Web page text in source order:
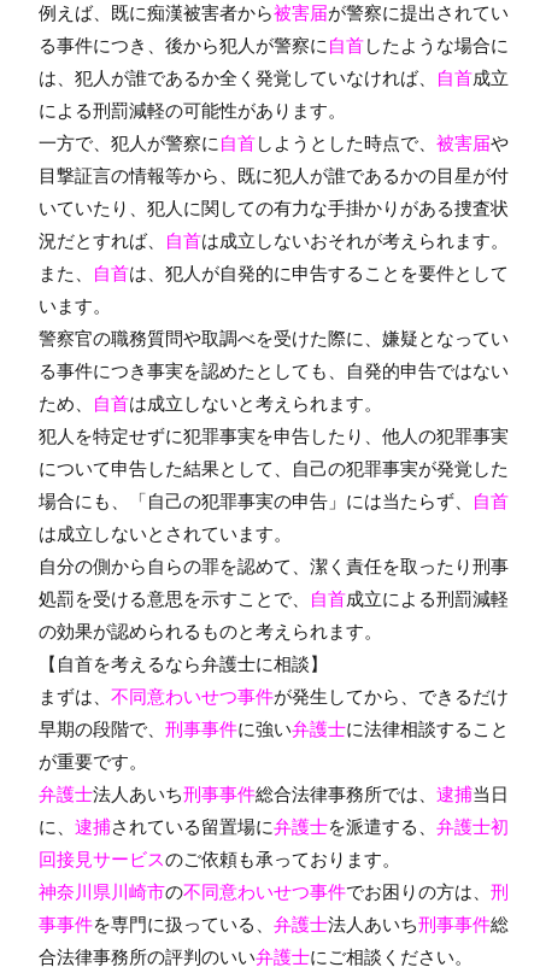
例えば、既に痴漢被害者から被害届が警察に提出されてい
る事件につき、後から犯人が警察に 自首したような場合に
は、犯人が誰であるか全く発覚していなければ、
自首成立
による刑罰減軽の可能性があります。
一方で、犯人が警察に 自首しようとした時点で、 被害届や
目撃証言の情報等から、既に犯人が誰であるかの目星が付
いていたり、犯人に関しての有力な手掛かりがある捜査状
況だとすれば、
自首は成立しないおそれが考えられます。
また、
自首は、犯人が自発的に申告することを要件として
います。
警察官の職務質問や取調べを受けた際に、嫌疑となってい
る事件につき事実を認めたとしても、自発的申告ではない
ため、
自首は成立しないと考えられます。
犯人を特定せずに犯罪事実を申告したり、他人の犯罪事実
について申告した結果として、自己の犯罪事実が発覚した
場合にも、「自己の犯罪事実の申告」には当たらず、
自首
は成立しないとされています。
自分の側から自らの罪を認めて、潔く責任を取ったり刑事
処罰を受ける意思を示すことで、
自首成立による刑罰減軽
の効果が認められるものと考えられます。
【自首を考えるなら弁護士に相談】
まずは、 不同意わいせつ事件が発生してから、できるだけ
早期の段階で、 刑事事件に強い弁護士に法律相談すること
が重要です。
弁護士法人あいち刑事事件総合法律事務所では、 逮捕当日
に、 逮捕されている留置場に弁護士を派遣する、 弁護士初
回接見サービスのご依頼も承っております。
神奈川県川崎市の不同意わいせつ事件でお困りの方は、 刑
事事件を専門に扱っている、 弁護士法人あいち刑事事件総
合法律事務所の評判のいい弁護士にご相談ください。